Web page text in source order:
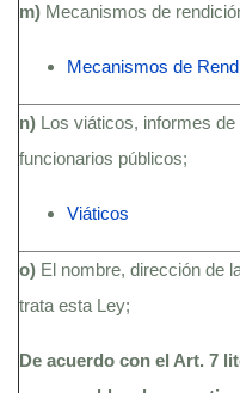
m) Mecanismos de
Mecanismos de
n) Los viáticos, informes
funcionarios públicos;
Viáticos
o) El nombre, dirección de
trata esta Ley;
De acuerdo con el Art. 7